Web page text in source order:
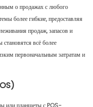
о продажах с любого
более гибкие, предоставляя
продаж, запасов и
всё более
первоначальным затратам и